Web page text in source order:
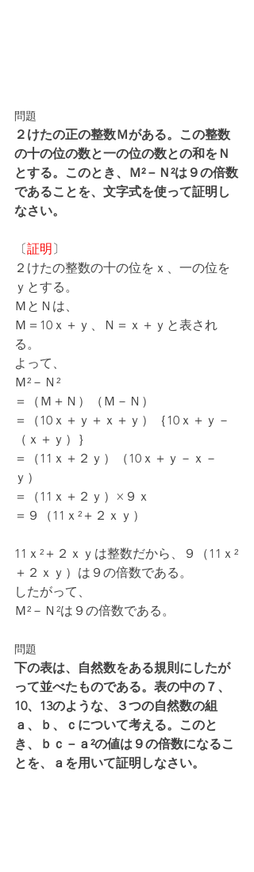
問題
２けたの正の整数Ｍがある。この整数
の十の位の数と一の位の数との和をＮ
とする。このとき、Ｍ²－Ｎ²は９の倍数
であることを、文字式を使って証明し
なさい。
〔証明〕
２けたの整数の十の位をｘ、一の位を
ｙとする。
ＭとＮは、
Ｍ＝10ｘ＋ｙ、Ｎ＝ｘ＋ｙと表され
る。
よって、
Ｍ²－Ｎ²
＝（Ｍ＋Ｎ）（Ｍ－Ｎ）
＝（10ｘ＋ｙ＋ｘ＋ｙ）｛10ｘ＋ｙ－
（ｘ＋ｙ）｝
＝（11ｘ＋２ｙ）（10ｘ＋ｙ－ｘ－
ｙ）
＝（11ｘ＋２ｙ）×９ｘ
＝９（11ｘ²＋２ｘｙ）
11ｘ²＋２ｘｙは整数だから、９（11ｘ²
＋２ｘｙ）は９の倍数である。
したがって、
Ｍ²－Ｎ²は９の倍数である。
問題
下の表は、自然数をある規則にしたが
って並べたものである。表の中の７、
10、13のような、３つの自然数の組
ａ、ｂ、ｃについて考える。このと
き、ｂｃ－ａ²の値は９の倍数になるこ
とを、ａを用いて証明しなさい。